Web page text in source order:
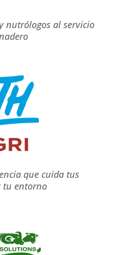
nutrólogos al servicio
que cuida tus
tu entorno